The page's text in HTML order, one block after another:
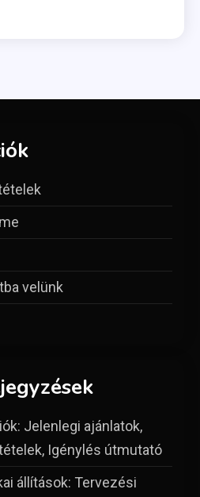
velünk
Jelenlegi ajánlatok,
Igénylés útmutató
állítások: Tervezési